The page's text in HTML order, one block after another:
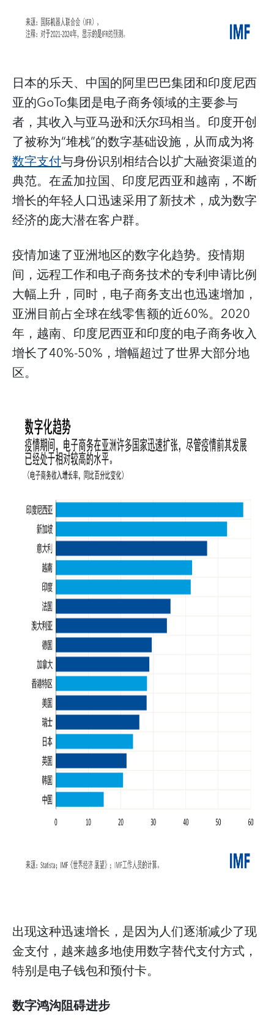
日本的乐天、中国的阿里巴巴集团和印度尼西
亚的GoTo集团是电子商务领域的主要参与
者，其收入与亚马逊和沃尔玛相当。印度开创
了被称为“堆栈”的数字基础设施，从而成为将
数字支付与身份识别相结合以扩大融资渠道的
典范。在孟加拉国、印度尼西亚和越南，不断
增长的年轻人口迅速采用了新技术，成为数字
经济的庞大潜在客户群。
疫情加速了亚洲地区的数字化趋势。疫情期
间，远程工作和电子商务技术的专利申请比例
大幅上升，同时，电子商务支出也迅速增加，
亚洲目前占全球在线零售额的近60%。2020
年，越南、印度尼西亚和印度的电子商务收入
增长了40%-50%，增幅超过了世界大部分地
区。
出现这种迅速增长，是因为人们逐渐减少了现
金支付，越来越多地使用数字替代支付方式，
特别是电子钱包和预付卡。
数字鸿沟阻碍进步